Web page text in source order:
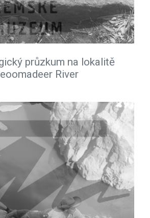
průzkum na lokalitě
River